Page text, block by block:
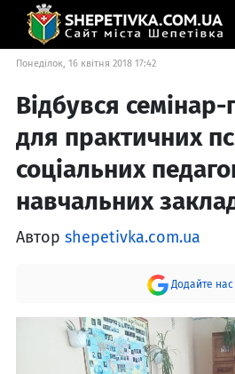
Понеділок, 16 квітня 2018 17:42
Відбувся
для практичних
соціальних
навчальних
Автор shepetivka.com.ua
Додайте